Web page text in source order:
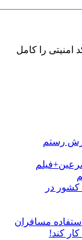
امنیتی را کامل